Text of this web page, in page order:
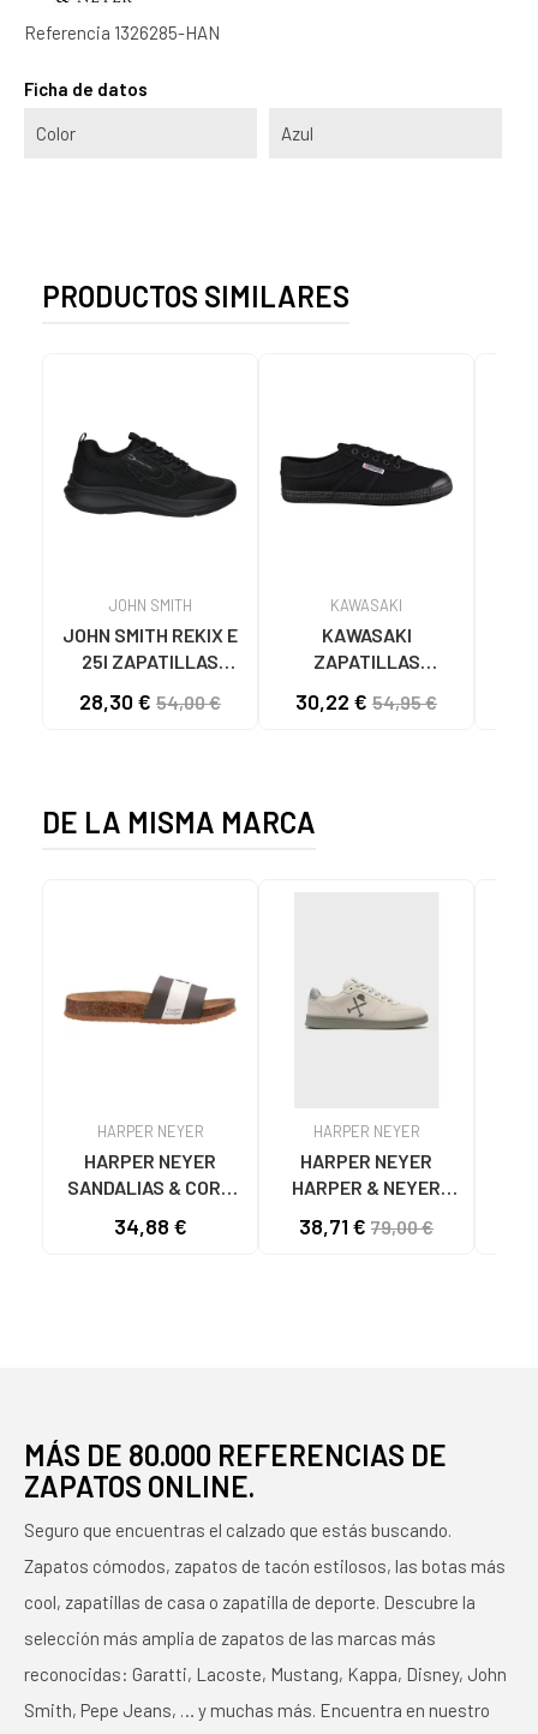
Referencia 1326285-HAN
Ficha de datos
Color Azul
PRODUCTOS SIMILARES
JOHN SMITH
JOHN SMITH REKIX E
25I ZAPATILLAS
NEGRO NEGRO
28,30 € 54,00 €
KAWASAKI
KAWASAKI
ZAPATILLAS
CANVAS K192495
30,22 € 54,95 €
DE LA MISMA MARCA
HARPER NEYER
HARPER NEYER
SANDALIAS & CORK
MARRÓN SOMBRA
34,88 €
HARPER NEYER
HARPER NEYER
HARPER & NEYER
38,71 € 79,00 €
MÁS DE 80.000 REFERENCIAS DE
ZAPATOS ONLINE.
Seguro que encuentras el calzado que estás buscando.
Zapatos cómodos, zapatos de tacón estilosos, las botas más
cool, zapatillas de casa o zapatilla de deporte. Descubre la
selección más amplia de zapatos de las marcas más
reconocidas: Garatti, Lacoste, Mustang, Kappa, Disney, John
Smith, Pepe Jeans, … y muchas más. Encuentra en nuestro